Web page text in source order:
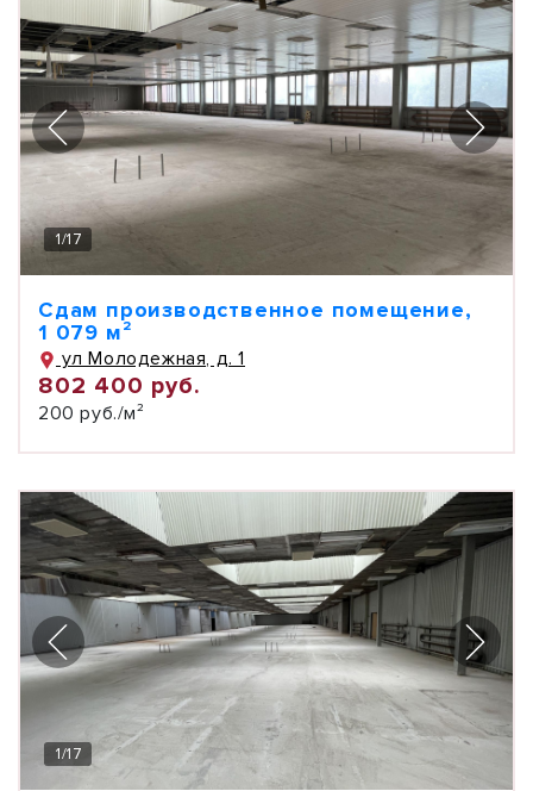
1/17
Сдам производственное помещение,
1 079 м²
ул Молодежная, д. 1
802 400 руб.
200 руб./м²
1/17